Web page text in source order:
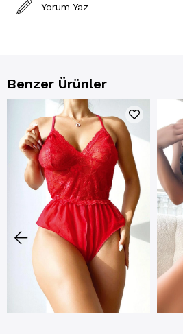
Yorum Yaz
Benzer Ürünler